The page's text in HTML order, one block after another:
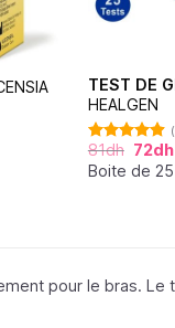
TEST DE
HEALGEN
Note 4.88
sur 5
81dh 72dh
Boite de
pour le bras.